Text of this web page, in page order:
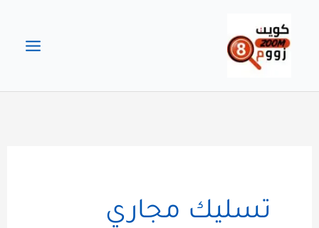
المحتوى
تسليك مجاري